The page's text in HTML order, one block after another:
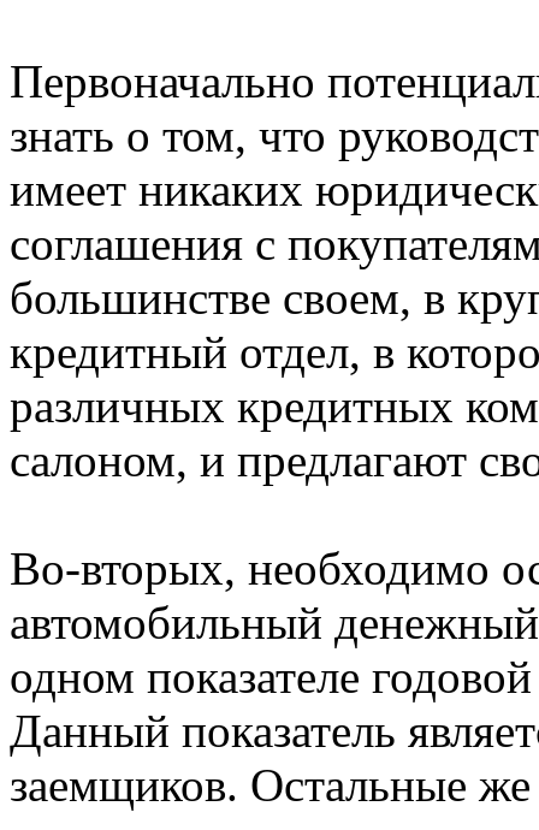
Первоначально
знать о том, что
имеет никаких
соглашения с
большинстве своем, в
кредитный отдел, в
различных кредитных
салоном, и предлагают
Во-вторых, необходимо
автомобильный
одном показателе
Данный показатель
заемщиков. Остальные же